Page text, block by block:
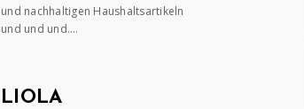
und nachhaltigen Haushaltsartikeln
und und und….
LIOLA